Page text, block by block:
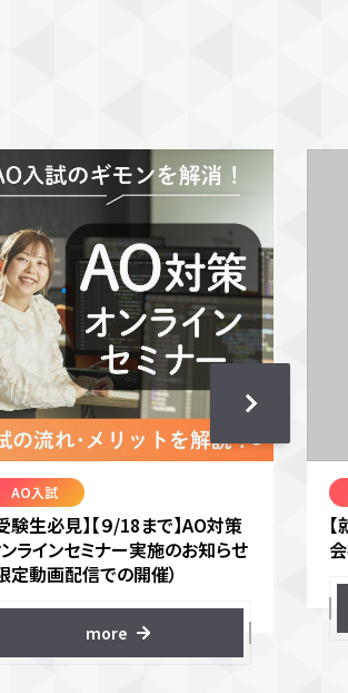
AO入試
験生必見】【９/18まで】AO対策
ラインセミナー実施のお知らせ
定動画配信での開催）
more